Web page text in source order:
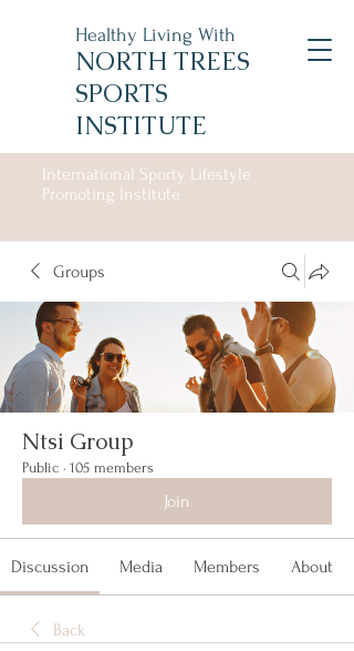
Healthy Living With
NORTH TREES
SPORTS
INSTITUTE
International Sporty Lifestyle
Promoting Institute
Groups
Ntsi Group
Public · 105 members
Join
Discussion Media Members About
Back